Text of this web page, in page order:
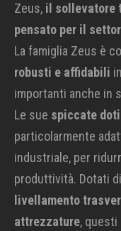
Zeus, il sollevatore
pensato per il
La famiglia Zeus è
robusti e affidabili
importanti anche in
Le sue spiccate
particolarmente
industriale, per
produttività. Dotati di
livellamento
attrezzature,